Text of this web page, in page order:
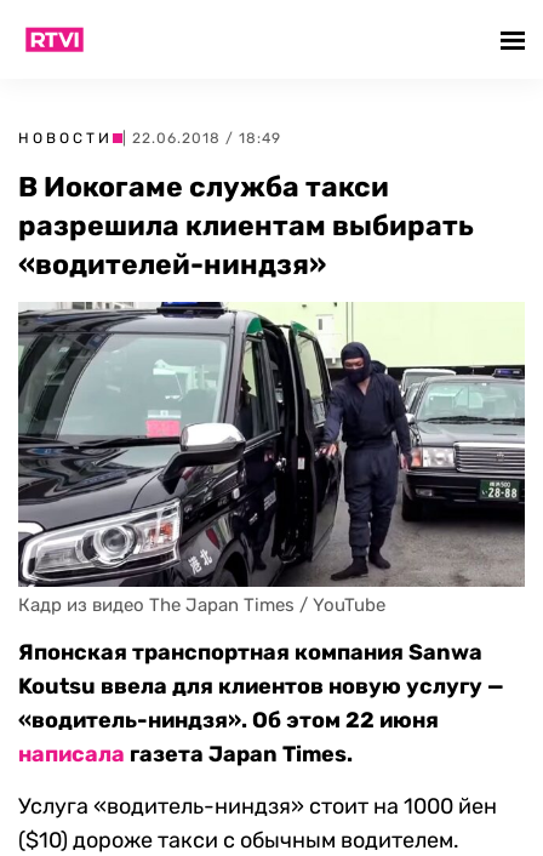
НОВОСТИ | 22.06.2018 / 18:49
В Иокогаме служба такси
разрешила клиентам выбирать
«водителей-ниндзя»
Кадр из видео The Japan Times / YouTube
Японская транспортная компания Sanwa
Koutsu ввела для клиентов новую услугу —
«водитель-ниндзя». Об этом 22 июня
написала газета Japan Times.
Услуга «водитель-ниндзя» стоит на 1000 йен
($10) дороже такси с обычным водителем.